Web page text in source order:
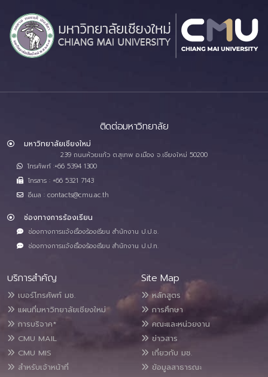
ติดต่อมหาวิทยาลัย
มหาวิทยาลัยเชียงใหม่
239 ถนนห้วยแก้ว ต.สุเทพ อ.เมือง จ.เชียงใหม่ 50200
โทรศัพท์ :+66 5394 1300
โทรสาร : +66 5321 7143
อีเมล : contacts@cmu.ac.th
ช่องทางการร้องเรียน
ช่องทางการแจ้งเรื่องร้องเรียน สำนักงาน ป.ป.ช.
ช่องทางการแจ้งเรื่องร้องเรียน สำนักงาน ป.ป.ท.
บริการสำคัญ
เบอร์โทรศัพท์ มช.
แผนที่มหาวิทยาลัยเชียงใหม่
การบริจาค*
CMU MAIL
CMU MIS
สำหรับเจ้าหน้าที่
Site Map
หลักสูตร
การศึกษา
คณะและหน่วยงาน
ข่าวสาร
เกี่ยวกับ มช.
ข้อมูลสาธารณะ